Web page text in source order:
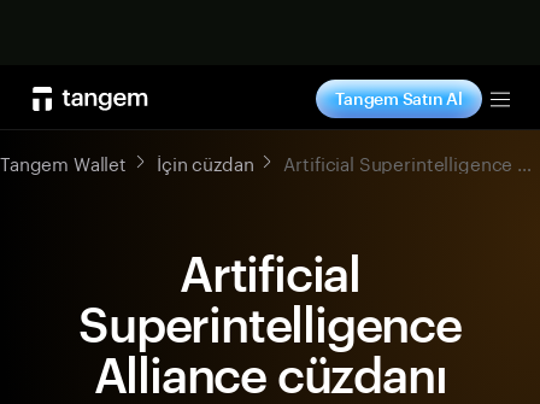
Tangem Satın Al
Tangem Wallet İçin cüzdan Artificial Superintelligence Alliance
Artificial
Superintelligence
Alliance cüzdanı